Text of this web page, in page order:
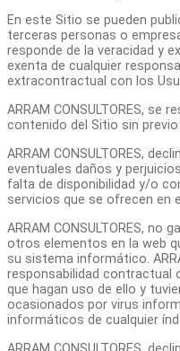
En este Sitio se pueden
terceras personas o
responde de la veracidad y
exenta de cualquier
extracontractual con los
ARRAM CONSULTORES, se
contenido del Sitio sin
ARRAM CONSULTORES,
eventuales daños y
falta de disponibilidad y/o
servicios que se ofrecen en
ARRAM CONSULTORES, no
otros elementos en la web
su sistema informático.
responsabilidad contractual
que hagan uso de ello y
ocasionados por virus
informáticos de cualquier